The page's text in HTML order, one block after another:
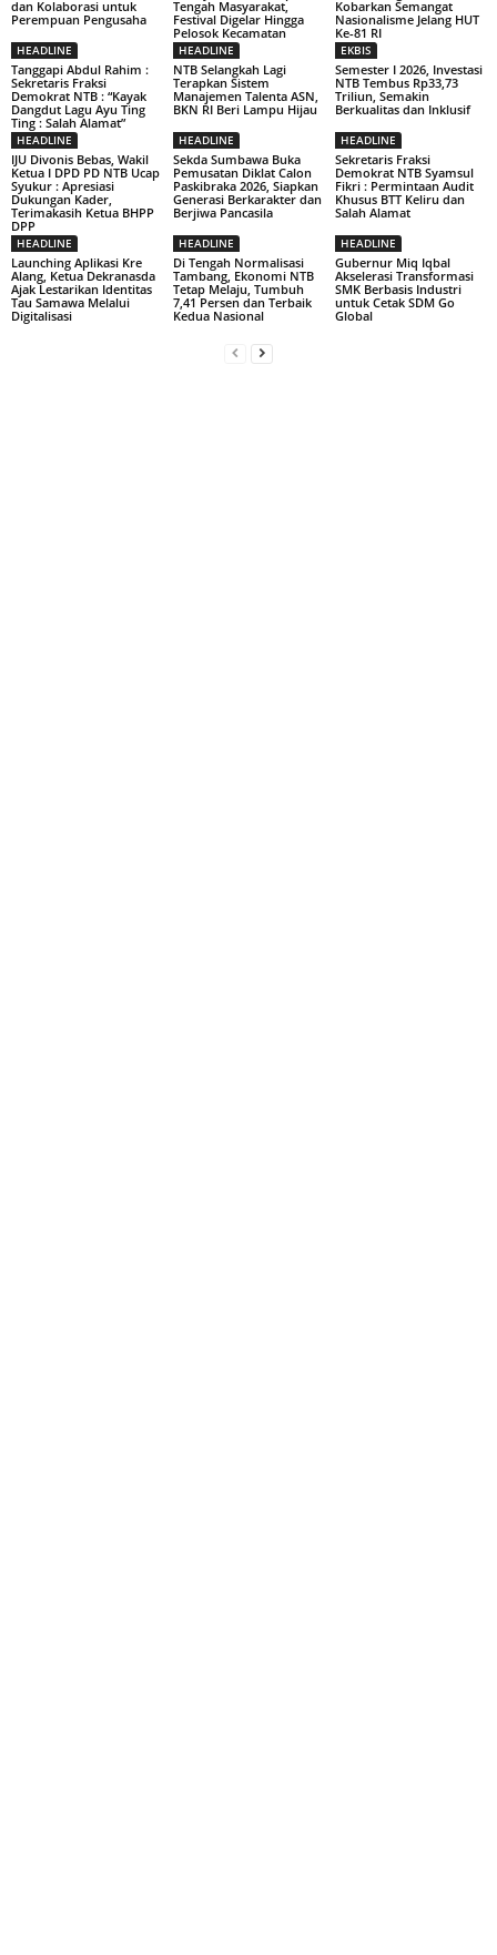
dan Kolaborasi untuk
Perempuan Pengusaha
Tengah Masyarakat,
Festival Digelar Hingga
Pelosok Kecamatan
Kobarkan Semangat
Nasionalisme Jelang HUT
Ke-81 RI
HEADLINE
Tanggapi Abdul Rahim :
Sekretaris Fraksi
Demokrat NTB : “Kayak
Dangdut Lagu Ayu Ting
Ting : Salah Alamat”
HEADLINE
NTB Selangkah Lagi
Terapkan Sistem
Manajemen Talenta ASN,
BKN RI Beri Lampu Hijau
EKBIS
Semester I 2026, Investasi
NTB Tembus Rp33,73
Triliun, Semakin
Berkualitas dan Inklusif
HEADLINE
IJU Divonis Bebas, Wakil
Ketua I DPD PD NTB Ucap
Syukur : Apresiasi
Dukungan Kader,
Terimakasih Ketua BHPP
DPP
HEADLINE
Sekda Sumbawa Buka
Pemusatan Diklat Calon
Paskibraka 2026, Siapkan
Generasi Berkarakter dan
Berjiwa Pancasila
HEADLINE
Sekretaris Fraksi
Demokrat NTB Syamsul
Fikri : Permintaan Audit
Khusus BTT Keliru dan
Salah Alamat
HEADLINE
Launching Aplikasi Kre
Alang, Ketua Dekranasda
Ajak Lestarikan Identitas
Tau Samawa Melalui
Digitalisasi
HEADLINE
Di Tengah Normalisasi
Tambang, Ekonomi NTB
Tetap Melaju, Tumbuh
7,41 Persen dan Terbaik
Kedua Nasional
HEADLINE
Gubernur Miq Iqbal
Akselerasi Transformasi
SMK Berbasis Industri
untuk Cetak SDM Go
Global